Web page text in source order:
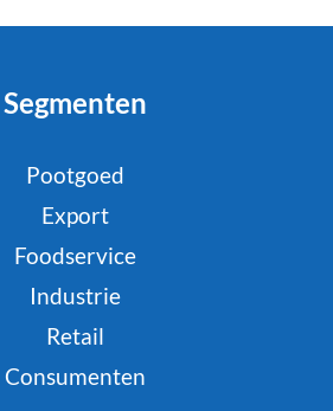
Segmenten
Pootgoed
Export
Foodservice
Industrie
Retail
Consumenten